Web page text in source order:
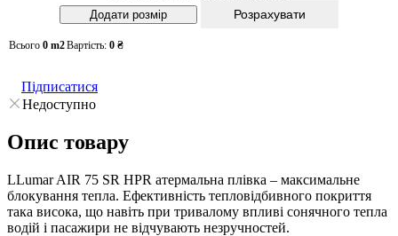
Розрахувати
Всього 0 m2Вартість: 0 ₴
Підписатися
Недоступно
Опис товару
LLumar AIR 75 SR HPR атермальна плівка – максимальне
блокування тепла. Ефективність тепловідбивного покриття
така висока, що навіть при тривалому впливі сонячного тепла
водій і пасажири не відчувають незручностей.